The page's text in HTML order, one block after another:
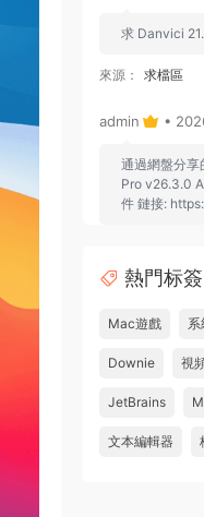
求 Danvici
來源： 求檔區
admin •
通過網盤分
Pro v26.3.0
件 鏈接:
中文破解版
中文破解版
熱門标簽
Mac遊戲
Downie 視
JetBrains
文本編輯器